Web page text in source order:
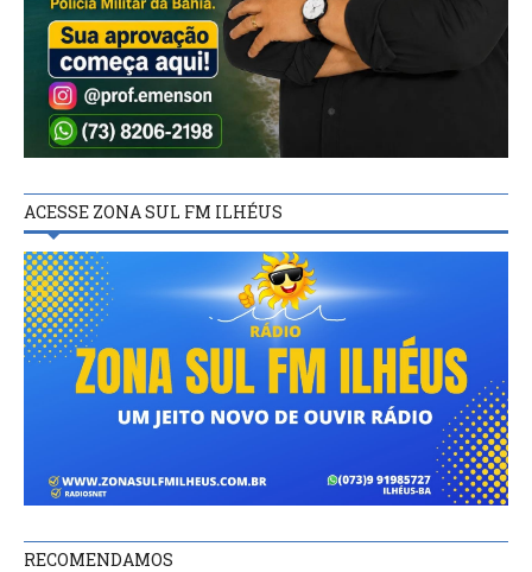
ACESSE ZONA SUL FM ILHÉUS
RECOMENDAMOS